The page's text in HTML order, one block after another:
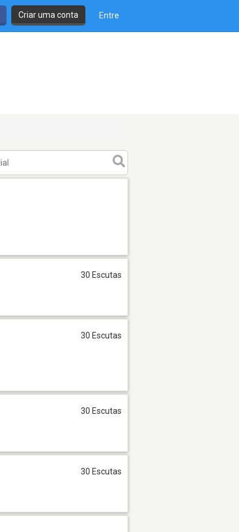
Criar uma conta Entre
30 Escutas
30 Escutas
30 Escutas
30 Escutas